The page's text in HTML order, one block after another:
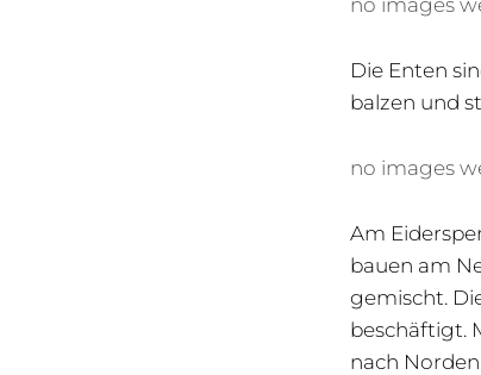
no images
Die Enten
balzen und
no images
Am
bauen am
gemischt.
beschäftigt.
nach